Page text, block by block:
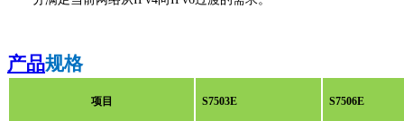
产品规格
项目 S7503E S7506E